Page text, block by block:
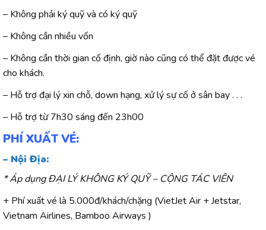
– Không phải ký quỹ và có ký quỹ
– Không cần nhiều vốn
– Không cần thời gian cố định, giờ nào cũng có thể đặt được vé
cho khách.
– Hỗ trợ đại lý xin chỗ, down hạng, xử lý sự cố ở sân bay . . .
– Hỗ trợ từ 7h30 sáng đến 23h00
PHÍ XUẤT VÉ:
– Nội Địa:
* Áp dụng ĐẠI LÝ KHÔNG KÝ QUỸ – CỘNG TÁC VIÊN
+ Phí xuất vé là 5.000đ/khách/chặng (VietJet Air + Jetstar,
Vietnam Airlines, Bamboo Airways )